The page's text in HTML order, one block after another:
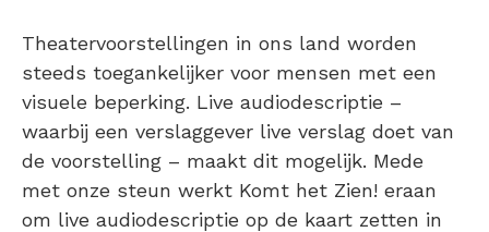
Theatervoorstellingen in ons land worden
steeds toegankelijker voor mensen met een
visuele beperking. Live audiodescriptie –
waarbij een verslaggever live verslag doet van
de voorstelling – maakt dit mogelijk. Mede
met onze steun werkt Komt het Zien! eraan
om live audiodescriptie op de kaart zetten in